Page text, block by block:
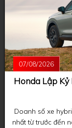
07/08/2026
Honda Lập Kỷ
Doanh số xe
nhất từ trước đến